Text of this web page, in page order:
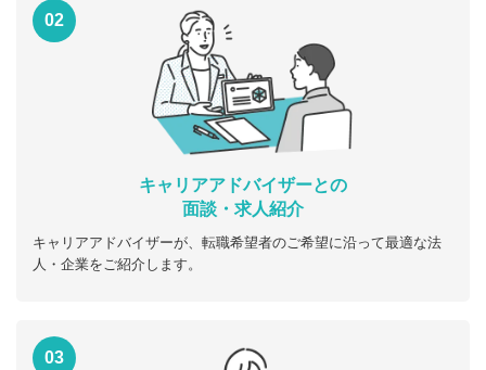
02
キャリアアドバイザーとの
面談・求人紹介
キャリアアドバイザーが、転職希望者のご希望に沿って最適な法
人・企業をご紹介します。
03